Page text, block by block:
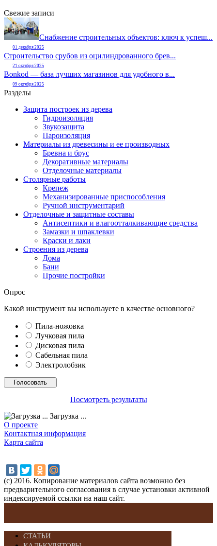
Свежие записи
Снабжение строительных объектов: ключ к успеш...
01 декабря 2025
Строительство срубов из оцилиндрованного брев...
21 октября 2025
Bonkod — база лучших магазинов для удобного в...
09 октября 2025
Разделы
Защита построек из дерева
Гидроизоляция
Звукозащита
Пароизоляция
Материалы из древесины и ее производных
Бревна и брус
Декоративные материалы
Отделочные материалы
Столярные работы
Крепеж
Механизированные приспособления
Ручной инструментарий
Отделочные и защитные составы
Антисептики и влагоотталкивающие средства
Замазки и шпаклевки
Краски и лаки
Строения из дерева
Дома
Бани
Прочие постройки
Опрос
Какой инструмент вы используете в качестве основного?
Пила-ножовка
Лучковая пила
Дисковая пила
Сабельная пила
Электролобзик
Посмотреть результаты
Загрузка ...
О проекте
Контактная информация
Карта сайта
(с) 2016. Копирование материалов сайта возможно без
предварительного согласования в случае установки активной
индексируемой ссылки на наш сайт.
СТАТЬИ